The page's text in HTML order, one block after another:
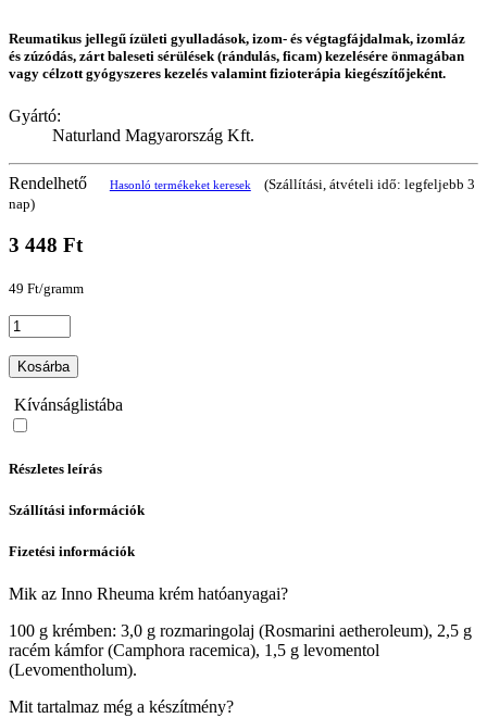
Reumatikus jellegű ízületi gyulladások, izom- és végtagfájdalmak, izomláz
és zúzódás, zárt baleseti sérülések (rándulás, ficam) kezelésére önmagában
vagy célzott gyógyszeres kezelés valamint fizioterápia kiegészítőjeként.
Gyártó:
Naturland Magyarország Kft.
Rendelhető Hasonló termékeket keresek
(Szállítási, átvételi idő: legfeljebb 3
nap)
3 448 Ft
49 Ft/gramm
Kosárba
Kívánságlistába
Részletes leírás
Szállítási információk
Fizetési információk
Mik az Inno Rheuma krém hatóanyagai?
100 g krémben: 3,0 g rozmaringolaj (Rosmarini aetheroleum), 2,5 g
racém kámfor (Camphora racemica), 1,5 g levomentol
(Levomentholum).
Mit tartalmaz még a készítmény?